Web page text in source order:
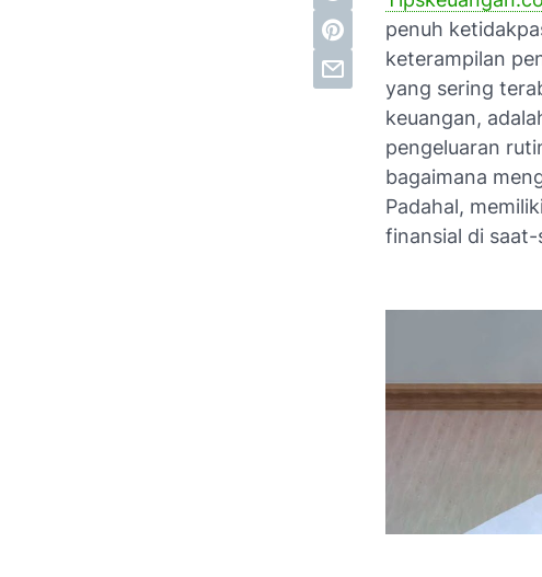
penuh
keterampilan
yang sering
keuangan,
pengeluaran
bagaimana
Padahal,
finansial di saat-